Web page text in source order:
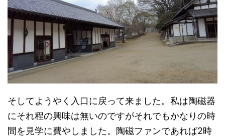
そしてようやく入口に戻って来ました。私は陶磁器
にそれ程の興味は無いのですがそれでもかなりの時
間を見学に費やしました。陶磁ファンであれば2時